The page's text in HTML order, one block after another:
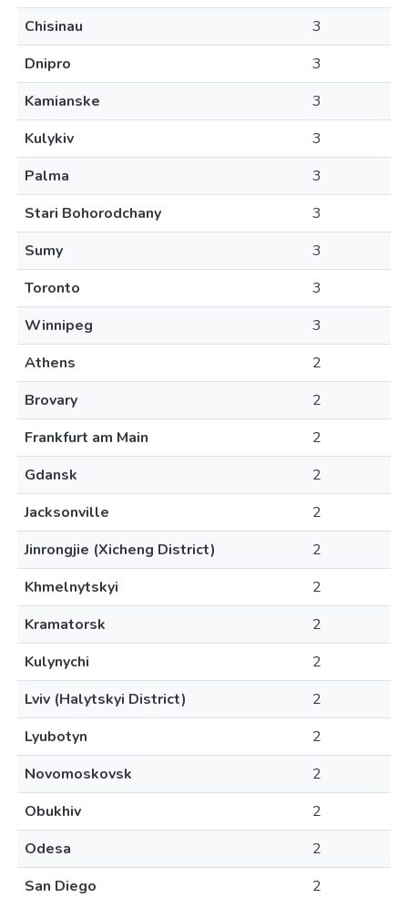
Chisinau
3
Dnipro
3
Kamianske
3
Kulykiv
3
Palma
3
Stari Bohorodchany
3
Sumy
3
Toronto
3
Winnipeg
3
Athens
2
Brovary
2
Frankfurt am Main
2
Gdansk
2
Jacksonville
2
Jinrongjie (Xicheng District)
2
Khmelnytskyi
2
Kramatorsk
2
Kulynychi
2
Lviv (Halytskyi District)
2
Lyubotyn
2
Novomoskovsk
2
Obukhiv
2
Odesa
2
San Diego
2